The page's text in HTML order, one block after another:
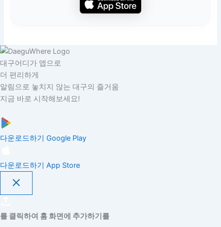
대구어디가 앱으로
더 편리하게
알림으로 놓치지 않는 대구의 즐거움
지금 바로 시작해보세요!
다운로드하기 Google Play
다운로드하기 App Store
를 클릭하여 홈 화면에 추가하기를